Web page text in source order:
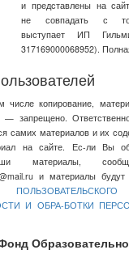
и представлены на
не совпадать с
выступает ИП
317169000068952).
числе копирование,
— запрещено.
самих материалов и их
на сайте. Ес-ли Вы
материалы,
и материалы будут
И ОБРА-БОТКИ